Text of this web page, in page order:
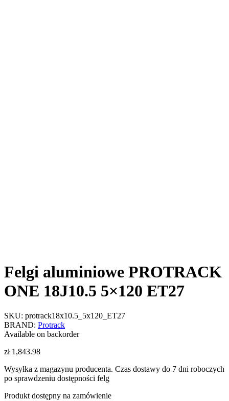
Felgi aluminiowe PROTRACK
ONE 18J10.5 5×120 ET27
SKU: protrack18x10.5_5x120_ET27
BRAND: Protrack
Available on backorder
zł1,843.98
Wysyłka z magazynu producenta. Czas dostawy do 7 dni roboczych
po sprawdzeniu dostępności felg
Produkt dostępny na zamówienie